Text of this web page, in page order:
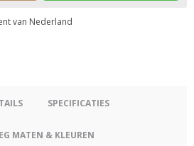
van Nederland
SPECIFICATIES
MATEN & KLEUREN